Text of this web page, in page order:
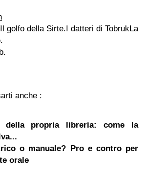
Il golfo della Sirte.I datteri di TobrukLa
anche :
propria libreria: come la
o manuale? Pro e contro per
orale